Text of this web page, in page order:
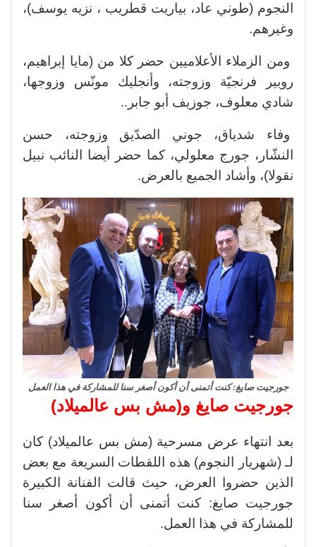
النجوم (طوني عاد، بياريت قطريب ، نزيه يوسف)،
وغيرهم.
ومن الزملاء الأعلاميين حضر كلا من (مايا إبراهيم،
روبير فرنجيّة وزوجته، وأنجليك مونّس وزوجها،
شادي معلوف، جوزيف أبو جابر..
وفاء شدياق، جوني الصدّيق وزوجته، حسن
النشّار، جورج معلولي، كما حضر أيضا النائب نبيل
نقولا)، وأشاد الجميع بالعرض.
جورجيت صايغ: كنت أتمنى أن أكون أصغر سنا للمشاركة في هذا العمل
جورجيت صايغ و(مش بس عالميلاد)
بعد انتهاء عرض مسرحية (مش بس عالميلاد) كان
لـ (شهريار النجوم) هذه اللقطات السريعة مع بعض
الذين حضروا العرض، حيث قالت الفنانة الكبيرة
جورجيت صايغ: كنت أتمنى أن أكون أصغر سنا
للمشاركة في هذا العمل.